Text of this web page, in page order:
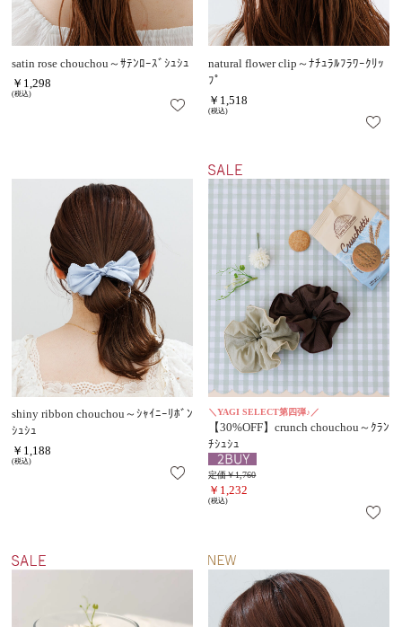
satin rose chouchou～ｻﾃﾝﾛｰｽﾞｼｭｼｭ
￥1,298
(税込)
natural flower clip～ﾅﾁｭﾗﾙﾌﾗﾜｰｸﾘｯ
ﾌﾟ
￥1,518
(税込)
shiny ribbon chouchou～ｼｬｲﾆｰﾘﾎﾞﾝ
ｼｭｼｭ
￥1,188
(税込)
＼YAGI SELECT第四弾♪／
【30%OFF】crunch chouchou～ｸﾗﾝ
ﾁｼｭｼｭ
定価￥1,760
￥1,232
(税込)